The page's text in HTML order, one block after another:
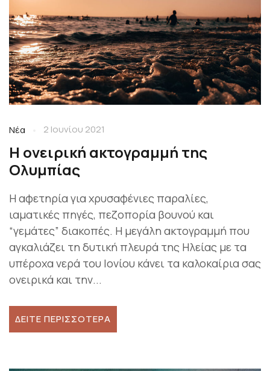
Νέα 2 Ιουνίου 2021
Η ονειρική ακτογραμμή της
Ολυμπίας
H αφετηρία για χρυσαφένιες παραλίες,
ιαματικές πηγές, πεζοπορία βουνού και
“γεμάτες” διακοπές. Η μεγάλη ακτογραμμή που
αγκαλιάζει τη δυτική πλευρά της Ηλείας με τα
υπέροχα νερά του Ιονίου κάνει τα καλοκαίρια σας
ονειρικά και την...
ΔΕΊΤΕ ΠΕΡΙΣΣΌΤΕΡΑ